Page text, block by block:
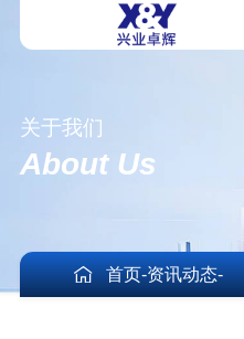
关于我们
About Us
首页-资讯动态-